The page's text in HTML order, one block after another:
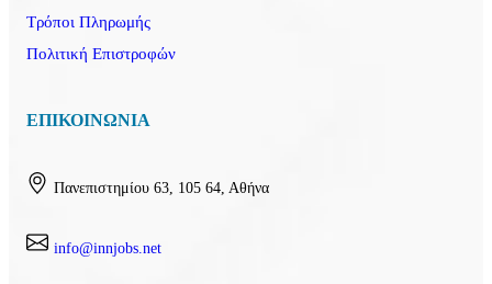
Τρόποι Πληρωμής
Πολιτική Επιστροφών
ΕΠΙΚΟΙΝΩΝΙΑ
Πανεπιστημίου 63, 105 64, Αθήνα
info@innjobs.net